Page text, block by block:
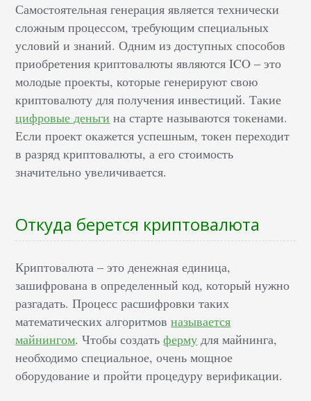
Самостоятельная генерация является технически
сложным процессом, требующим специальных
условий и знаний. Одним из доступных способов
приобретения криптовалюты являются ICO – это
молодые проекты, которые генерируют свою
криптовалюту для получения инвестиций. Такие
цифровые деньги на старте называются токенами.
Если проект окажется успешным, токен переходит
в разряд криптовалюты, а его стоимость
значительно увеличивается.
Откуда берется криптовалюта
Криптовалюта – это денежная единица,
зашифрована в определенный код, который нужно
разгадать. Процесс расшифровки таких
математических алгоритмовназывается
майнингом. Чтобы создатьферму для майнинга,
необходимо специальное, очень мощное
оборудование и пройти процедуру верификации.